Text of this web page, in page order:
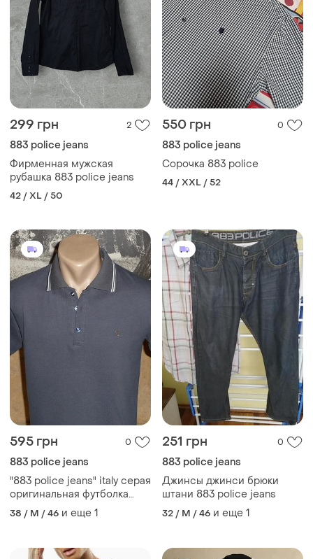
299 грн 2
883 police jeans
Фирменная мужская
рубашка 883 police jeans
42 / XL / 50
550 грн 0
883 police jeans
Сорочка 883 police
44 / XXL / 52
595 грн 0
883 police jeans
"883 police jeans" italy серая
оригинальная футболка
поло р-м.
38 / M / 46 и еще 1
251 грн 0
883 police jeans
Джинсы джинси брюки
штани 883 police jeans
32 / M / 46 и еще 1